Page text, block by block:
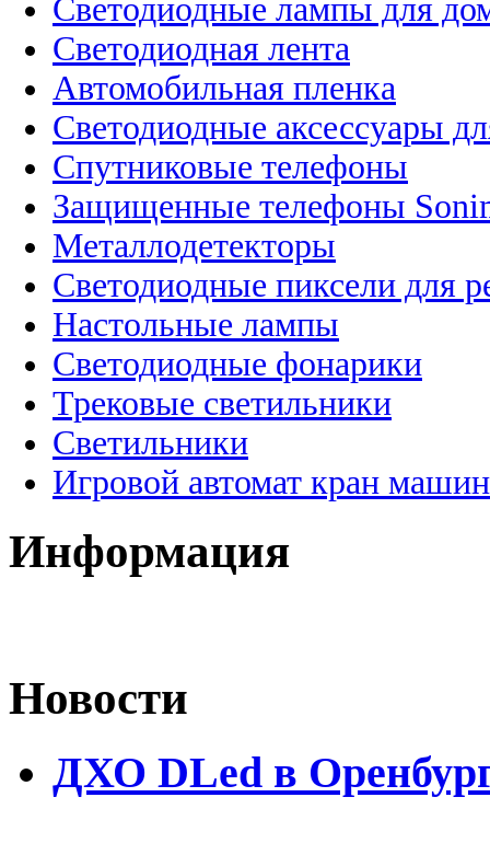
Светодиодные лампы для
Светодиодная лента
Автомобильная пленка
Светодиодные аксессуары
Спутниковые телефоны
Защищенные телефоны
Металлодетекторы
Светодиодные пиксели для
Настольные лампы
Светодиодные фонарики
Трековые светильники
Светильники
Игровой автомат кран
Информация
Новости
ДХО DLed в